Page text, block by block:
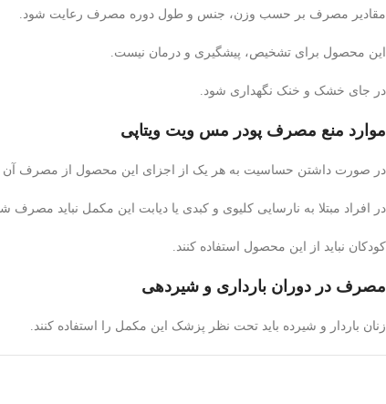
مقادیر مصرف بر حسب وزن، جنس و طول دوره مصرف رعایت شود.
این محصول برای تشخیص، پیشگیری و درمان نیست.
در جای خشک و خنک نگهداری شود.
موارد منع مصرف پودر مس ویت ویتاپی
در صورت داشتن حساسیت به هر یک از اجزای این محصول از مصرف آن
در افراد مبتلا به نارسایی کلیوی و کبدی یا دیابت این مکمل نباید مصرف
کودکان نباید از این محصول استفاده کنند.
مصرف در دوران بارداری و شیردهی
زنان باردار و شیرده باید تحت نظر پزشک این مکمل را استفاده کنند.